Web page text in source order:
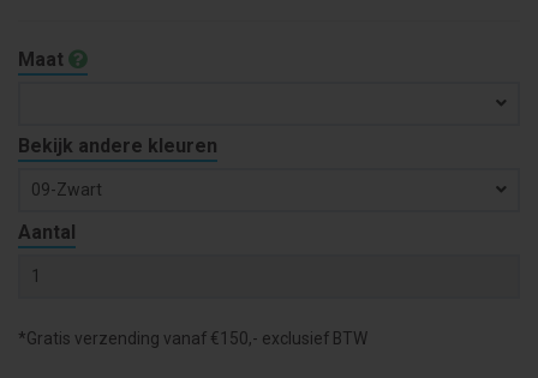
Maat
Bekijk andere kleuren
09-Zwart
Aantal
*Gratis verzending vanaf €150,- exclusief BTW